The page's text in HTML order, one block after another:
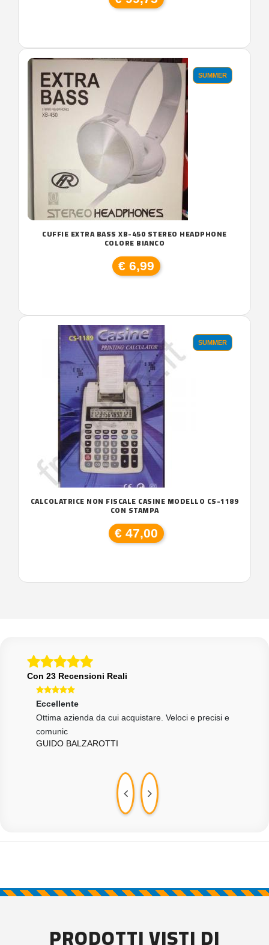
SUMMER
CUFFIE EXTRA BASS XB-450 STEREO HEADPHONE
COLORE BIANCO
€ 6,99
SUMMER
CALCOLATRICE NON FISCALE CASINE MODELLO CS-1189
CON STAMPA
€ 47,00
Con 23 Recensioni Reali
Eccellente
Ottima azienda da cui acquistare. Veloci e precisi e
comunic
GUIDO BALZAROTTI